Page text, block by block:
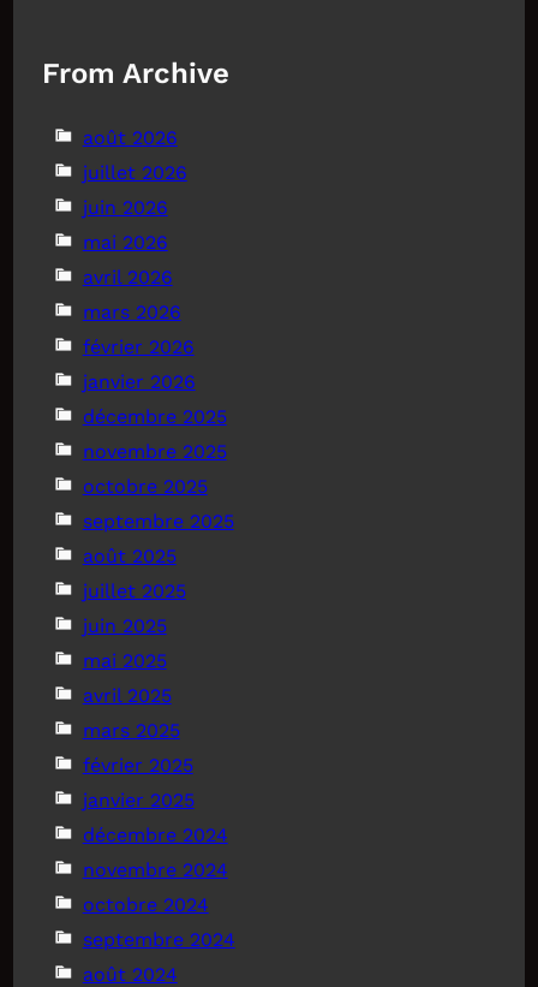
From Archive
août 2026
juillet 2026
juin 2026
mai 2026
avril 2026
mars 2026
février 2026
janvier 2026
décembre 2025
novembre 2025
octobre 2025
septembre 2025
août 2025
juillet 2025
juin 2025
mai 2025
avril 2025
mars 2025
février 2025
janvier 2025
décembre 2024
novembre 2024
octobre 2024
septembre 2024
août 2024